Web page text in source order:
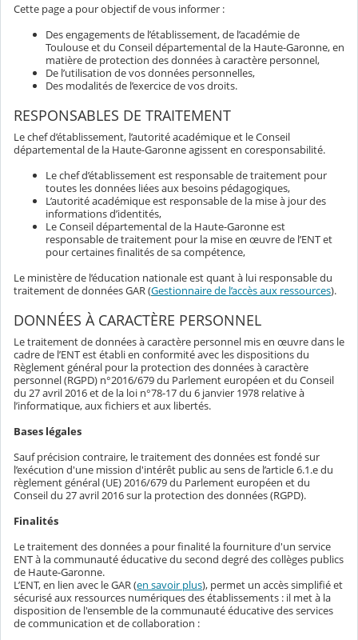
Cette page a pour objectif de vous informer :
Des engagements de l’établissement, de l’académie de
Toulouse et du Conseil départemental de la Haute-Garonne, en
matière de protection des données à caractère personnel,
De l’utilisation de vos données personnelles,
Des modalités de l’exercice de vos droits.
RESPONSABLES DE TRAITEMENT
Le chef d’établissement, l’autorité académique et le Conseil
départemental de la Haute-Garonne agissent en coresponsabilité.
Le chef d’établissement est responsable de traitement pour
toutes les données liées aux besoins pédagogiques,
L’autorité académique est responsable de la mise à jour des
informations d’identités,
Le Conseil départemental de la Haute-Garonne est
responsable de traitement pour la mise en œuvre de l’ENT et
pour certaines finalités de sa compétence,
Le ministère de l’éducation nationale est quant à lui responsable du
traitement de données GAR (Gestionnaire de l’accès aux ressources).
DONNÉES À CARACTÈRE PERSONNEL
Le traitement de données à caractère personnel mis en œuvre dans le
cadre de l’ENT est établi en conformité avec les dispositions du
Règlement général pour la protection des données à caractère
personnel (RGPD) n°2016/679 du Parlement européen et du Conseil
du 27 avril 2016 et de la loi n°78-17 du 6 janvier 1978 relative à
l’informatique, aux fichiers et aux libertés.
Bases légales
Sauf précision contraire, le traitement des données est fondé sur
l’exécution d'une mission d'intérêt public au sens de l’article 6.1.e du
règlement général (UE) 2016/679 du Parlement européen et du
Conseil du 27 avril 2016 sur la protection des données (RGPD).
Finalités
Le traitement des données a pour finalité la fourniture d'un service
ENT à la communauté éducative du second degré des collèges publics
de Haute-Garonne.
L’ENT, en lien avec le GAR (en savoir plus), permet un accès simplifié et
sécurisé aux ressources numériques des établissements : il met à la
disposition de l'ensemble de la communauté éducative des services
de communication et de collaboration :